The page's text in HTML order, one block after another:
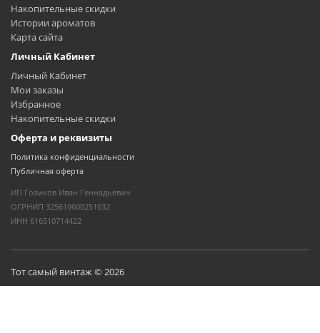
Накопительные скидки
Истории ароматов
Карта сайта
Личный Кабинет
Личный Кабинет
Мои заказы
Избранное
Накопительные скидки
Оферта и реквизиты
Политика конфиденциальности
Публичная оферта
ИП Голиков Иван Геннадьевич
ОГРНИП 325619600251032
ИНН 616510714422
Тот самый винтаж © 2026